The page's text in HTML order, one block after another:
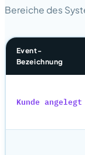
Bereiche des
Event-
Bezeichnung
Kunde angelegt